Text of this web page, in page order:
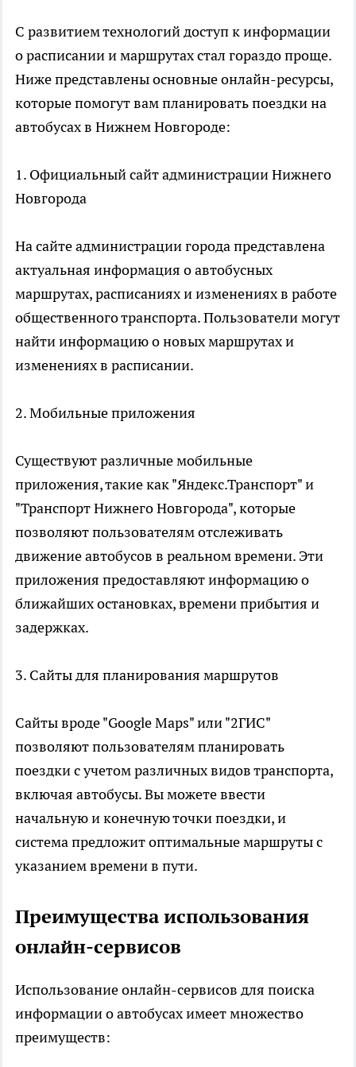
С развитием технологий доступ к информации
о расписании и маршрутах стал гораздо проще.
Ниже представлены основные онлайн-ресурсы,
которые помогут вам планировать поездки на
автобусах в Нижнем Новгороде:
1. Официальный сайт администрации Нижнего
Новгорода
На сайте администрации города представлена
актуальная информация о автобусных
маршрутах, расписаниях и изменениях в работе
общественного транспорта. Пользователи могут
найти информацию о новых маршрутах и
изменениях в расписании.
2. Мобильные приложения
Существуют различные мобильные
приложения, такие как "Яндекс.Транспорт" и
"Транспорт Нижнего Новгорода", которые
позволяют пользователям отслеживать
движение автобусов в реальном времени. Эти
приложения предоставляют информацию о
ближайших остановках, времени прибытия и
задержках.
3. Сайты для планирования маршрутов
Сайты вроде "Google Maps" или "2ГИС"
позволяют пользователям планировать
поездки с учетом различных видов транспорта,
включая автобусы. Вы можете ввести
начальную и конечную точки поездки, и
система предложит оптимальные маршруты с
указанием времени в пути.
Преимущества использования
онлайн-сервисов
Использование онлайн-сервисов для поиска
информации о автобусах имеет множество
преимуществ: